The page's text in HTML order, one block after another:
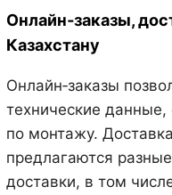
Онлайн‑заказы,
Казахстану
Онлайн‑заказы
технические данные,
по монтажу.
предлагаются
доставки, в том